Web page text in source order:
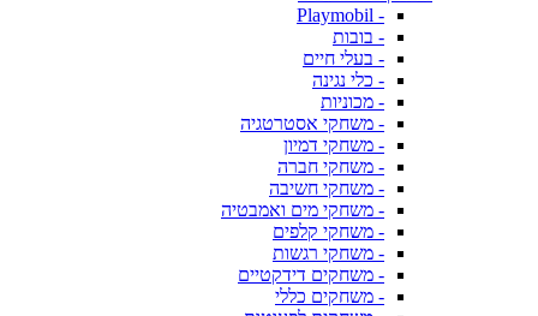
- Playmobil
- בובות
- בעלי חיים
- כלי נגינה
- מכוניות
- משחקי אסטרטגיה
- משחקי דמיון
- משחקי חברה
- משחקי חשיבה
- משחקי מים ואמבטיה
- משחקי קלפים
- משחקי רגשות
- משחקים דידקטיים
- משחקים כללי